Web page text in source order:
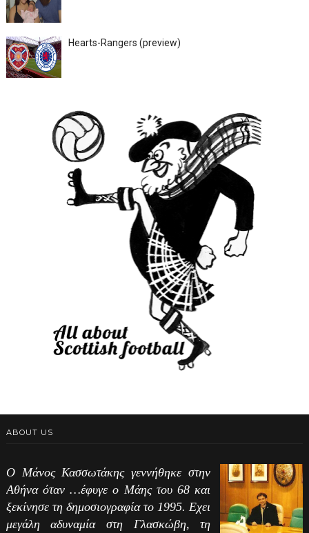
Hearts-Rangers (preview)
ABOUT US
Ο Μάνος Κασσωτάκης γεννήθηκε στην
Αθήνα όταν …έφυγε ο Μάης του 68 και
ξεκίνησε τη δημοσιογραφία το 1995. Εχει
μεγάλη αδυναμία στη Γλασκώβη, τη